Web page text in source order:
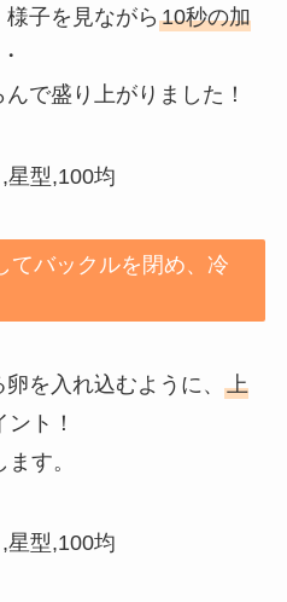
子を見ながら 10秒の加
で盛り上がりました！
バックルを閉め、冷
を入れ込むように、
上
ト！
す。